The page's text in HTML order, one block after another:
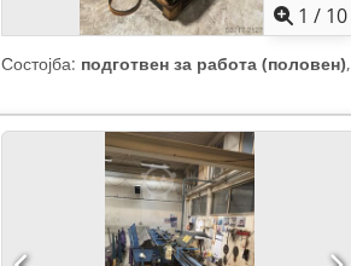
1 / 10
Состојба: подготвен за работа (половен),